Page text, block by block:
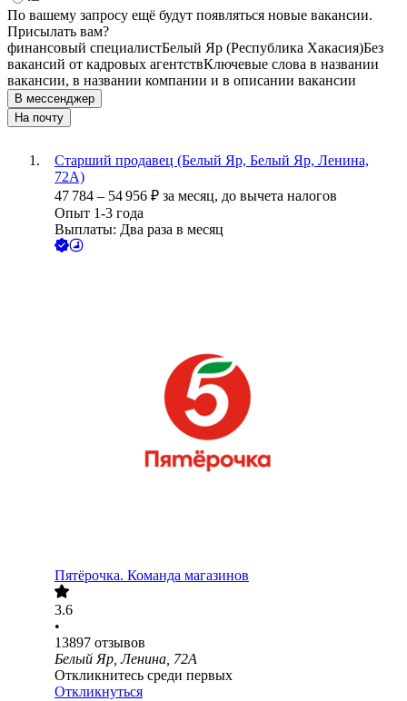
По вашему запросу ещё будут появляться новые вакансии.
Присылать вам?
финансовый специалистБелый Яр (Республика Хакасия)Без
вакансий от кадровых агентствКлючевые слова в названии
вакансии, в названии компании и в описании вакансии
В мессенджер
На почту
Старший продавец (Белый Яр, Белый Яр, Ленина,
72А)
47 784 – 54 956 ₽ за месяц, до вычета налогов
Опыт 1-3 года
Выплаты: Два раза в месяц
Пятёрочка. Команда магазинов
3.6
•
13897 отзывов
Белый Яр, Ленина, 72А
Откликнитесь среди первых
Откликнуться